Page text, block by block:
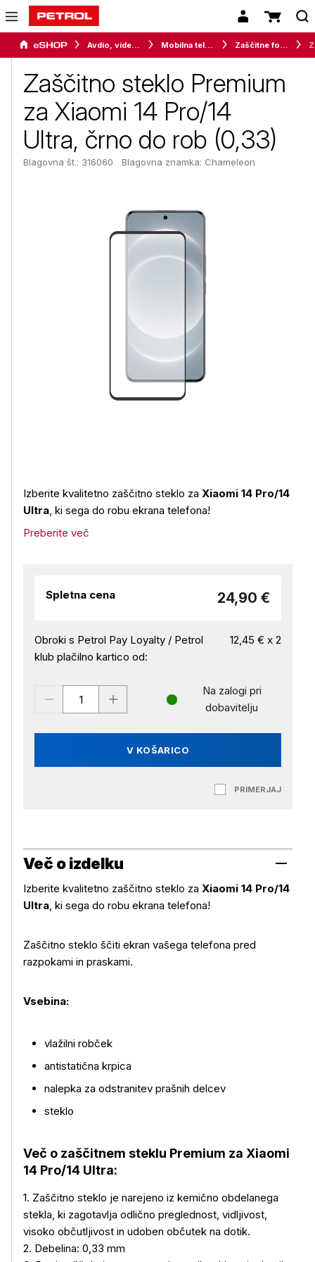
Avdio, video in telefonija Mobilna telefonija Zaščitne folije in stekla
Zaščitno steklo Premium
za Xiaomi 14 Pro/14
Ultra, črno do rob (0,33)
Blagovna št.: 316060 Blagovna znamka: Chameleon
Izberite kvalitetno zaščitno steklo za Xiaomi 14 Pro/14
Ultra, ki sega do robu ekrana telefona!
Preberite več
Spletna cena 24,90 €
Obroki s Petrol Pay Loyalty / Petrol
klub plačilno kartico od:
12,45 € x 2
V KOŠARICO
Na zalogi pri
dobavitelju
PRIMERJAJ
Več o izdelku
Izberite kvalitetno zaščitno steklo za Xiaomi 14 Pro/14
Ultra, ki sega do robu ekrana telefona!
Zaščitno steklo ščiti ekran vašega telefona pred
razpokami in praskami.
Vsebina:
vlažilni robček
antistatična krpica
nalepka za odstranitev prašnih delcev
steklo
Več o zaščitnem steklu Premium za Xiaomi
14 Pro/14 Ultra:
1. Zaščitno steklo je narejeno iz kemično obdelanega
stekla, ki zagotavlja odlično preglednost, vidljivost,
visoko občutljivost in udoben občutek na dotik.
2. Debelina: 0,33 mm